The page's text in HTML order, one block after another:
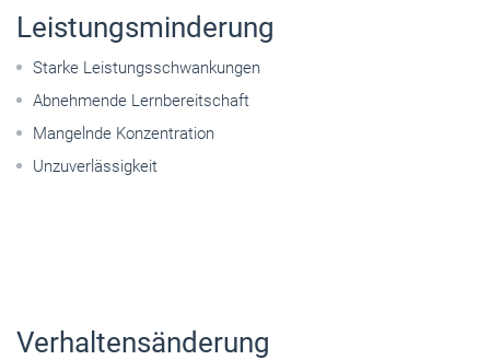
Leistungsminderung
Starke Leistungsschwankungen
Abnehmende Lernbereitschaft
Mangelnde Konzentration
Unzuverlässigkeit
Verhaltensänderung